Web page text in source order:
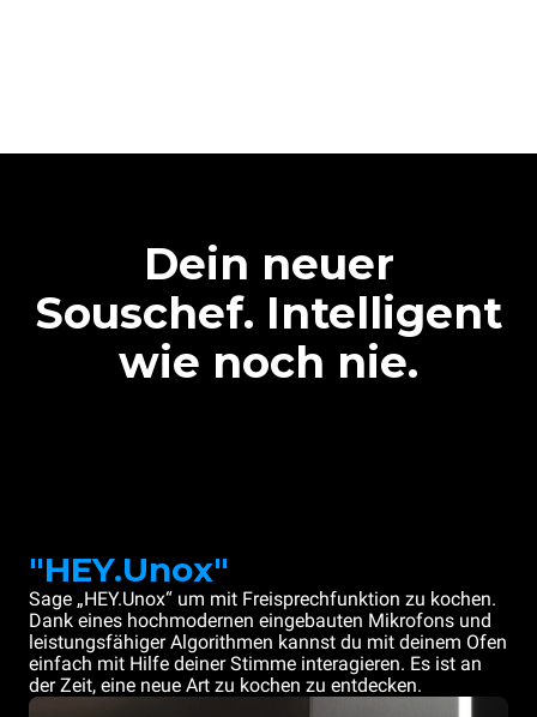
Dein neuer
Souschef. Intelligent
wie noch nie.
"HEY.Unox"
Sage „HEY.Unox“ um mit Freisprechfunktion zu kochen.
Dank eines hochmodernen eingebauten Mikrofons und
leistungsfähiger Algorithmen kannst du mit deinem Ofen
einfach mit Hilfe deiner Stimme interagieren. Es ist an
der Zeit, eine neue Art zu kochen zu entdecken.